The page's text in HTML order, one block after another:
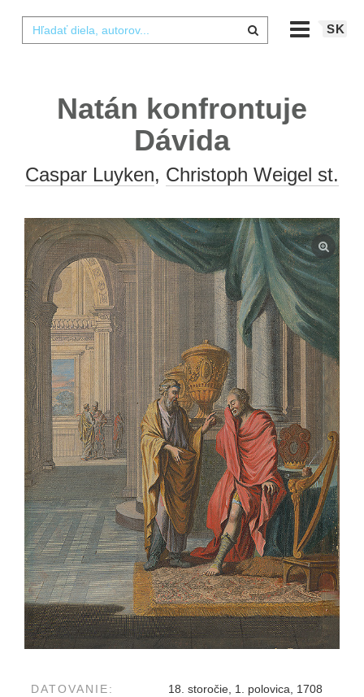
SK
Natán konfrontuje
Dávida
Caspar Luyken, Christoph Weigel st.
DATOVANIE:
18. storočie, 1. polovica, 1708